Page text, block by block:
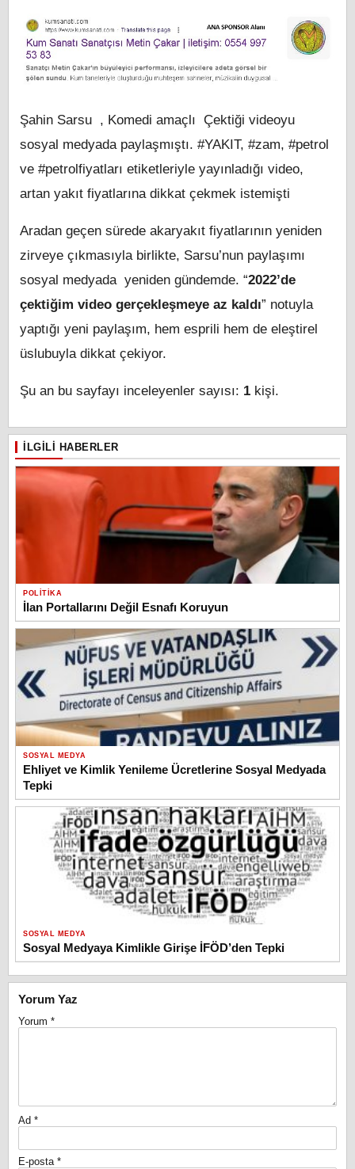
Şahin Sarsu , Komedi amaçlı Çektiği videoyu
sosyal medyada paylaşmıştı. #YAKIT, #zam, #petrol
ve #petrolfiyatları etiketleriyle yayınladığı video,
artan yakıt fiyatlarına dikkat çekmek istemişti
Aradan geçen sürede akaryakıt fiyatlarının yeniden
zirveye çıkmasıyla birlikte, Sarsu’nun paylaşımı
sosyal medyada yeniden gündemde. “2022’de
çektiğim video gerçekleşmeye az kaldı” notuyla
yaptığı yeni paylaşım, hem esprili hem de eleştirel
üslubuyla dikkat çekiyor.
Şu an bu sayfayı inceleyenler sayısı: 1 kişi.
İLGILI HABERLER
POLITIKA
İlan Portallarını Değil Esnafı Koruyun
SOSYAL MEDYA
Ehliyet ve Kimlik Yenileme Ücretlerine Sosyal Medyada
Tepki
SOSYAL MEDYA
Sosyal Medyaya Kimlikle Girişe İFÖD’den Tepki
Yorum Yaz
Yorum *
Ad *
E-posta *